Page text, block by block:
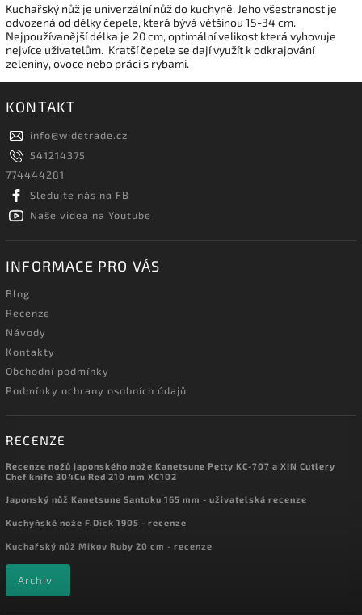
Kuchařský nůž je univerzální nůž do kuchyně. Jeho všestranost je
odvozená od délky čepele, která bývá většinou 15-34 cm.
Nejpoužívanější délka je 20 cm, optimální velikost která vyhovuje
nejvíce uživatelům. Kratší čepele se dají využít k odkrajování
zeleniny, ovoce nebo práci s rybami.
KONTAKT
info@widetrade.cz
541214375
774444281
Sledujte nás na FB
Naše videa na Youtube
INFORMACE PRO VÁS
Blog
Recenze
Návody
Kontakty
Obchodní podmínky
Podmínky ochrany osobních údajů
RECENZE
Recenze nožů japonského nože Kanetsune Petty KC-707 a XIN Cutlery
Chef knife 304Cu Red 210 mm XC102
Japonský nůž Kanetsune Santoku 165 mm - uživatelská recenze
Kuchyňské nože F.Dick 1905 - recenze
Kuchařský nůž Mikov Ruby 20 cm - recenze
Archiv